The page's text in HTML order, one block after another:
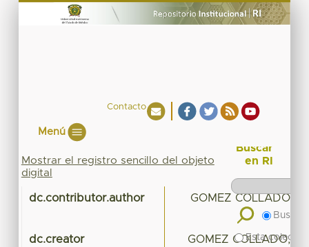
Contacto
Menú
Mostrar el registro sencillo del objeto
digital
dc.contributor.author GOMEZ COLLADO,
dc.creator GOMEZ COLLADO,
Buscar
en RI
Buscar
Esta